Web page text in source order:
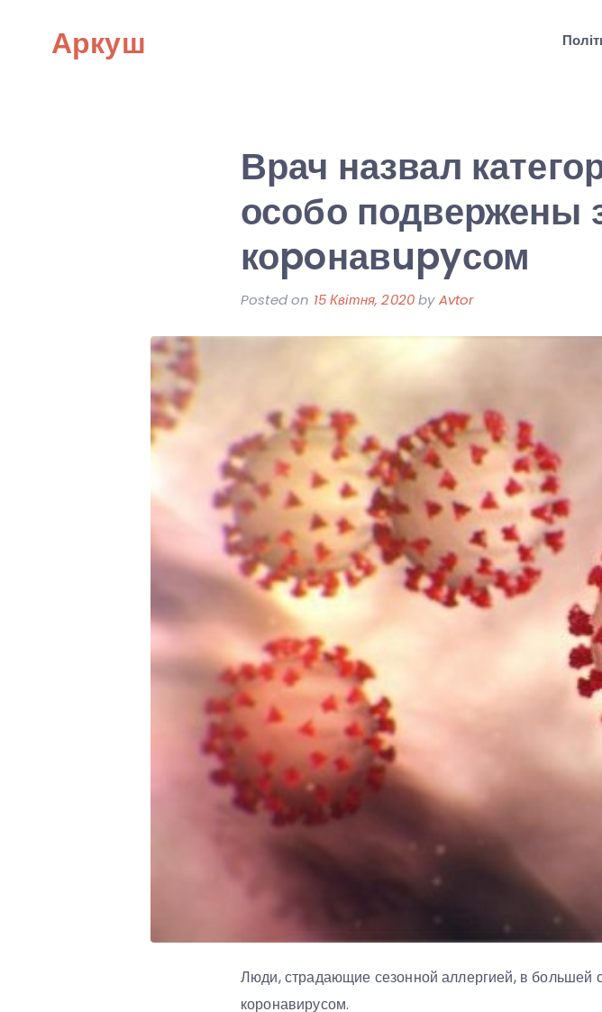
Аркуш
Врач назвал
особо подвержены
коpoнавupyсом
Posted on 15 Квітня, 2020byAvtor
Люди, страдающие сезонной аллергией, в большей
коронавирусом.